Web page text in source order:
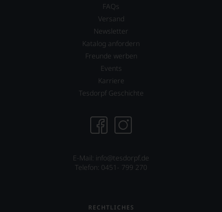
FAQs
Versand
Newsletter
Katalog anfordern
Freunde werben
Events
Karriere
Tesdorpf Geschichte
E-Mail: info@tesdorpf.de
Telefon: 0451- 799 270
RECHTLICHES